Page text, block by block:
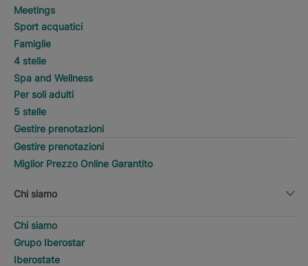
Meetings
Sport acquatici
Famiglie
4 stelle
Spa and Wellness
Per soli adulti
5 stelle
Gestire prenotazioni
Gestire prenotazioni
Miglior Prezzo Online Garantito
Chi siamo
Chi siamo
Grupo Iberostar
Iberostate